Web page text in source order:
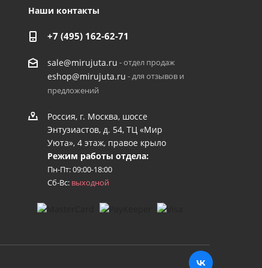
Наши контакты
+7 (495) 162-62-71
sale@mirujuta.ru - отдел продаж
eshop@mirujuta.ru - для отзывов и
предложений
Россия, г. Москва, шоссе
Энтузиастов, д. 54, ТЦ «Мир
Уюта», 4 этаж, правое крыло
Режим работы отдела:
Пн-Пт: 09:00-18:00
Сб-Вс: выходной